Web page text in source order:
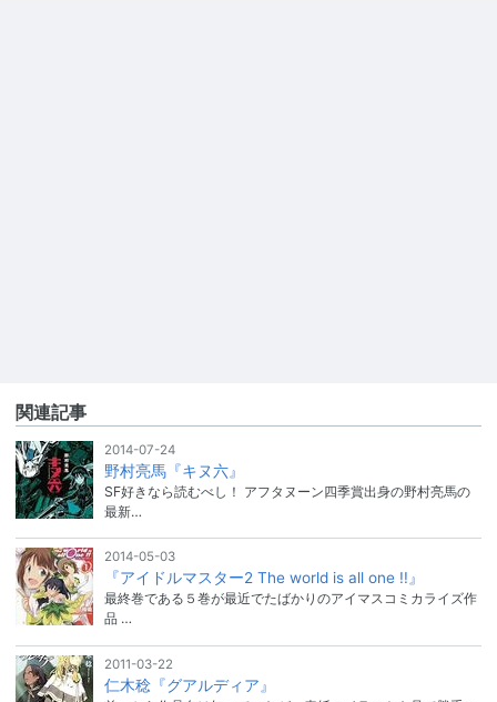
関連記事
2014-07-24
野村亮馬『キヌ六』
SF好きなら読むべし！ アフタヌーン四季賞出身の野村亮馬の
最新…
2014-05-03
『アイドルマスター2 The world is all one !!』
最終巻である５巻が最近でたばかりのアイマスコミカライズ作
品 …
2011-03-22
仁木稔『グアルディア』